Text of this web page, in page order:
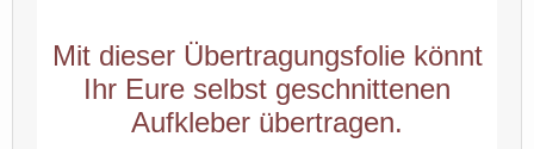
Mit dieser Übertragungsfolie könnt
Ihr Eure selbst geschnittenen
Aufkleber übertragen.